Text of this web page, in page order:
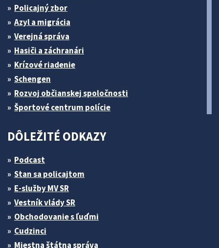
Policajný zbor
Azyl a migrácia
Verejná správa
Hasiči a záchranári
Krízové riadenie
Schengen
Rozvoj občianskej spoločnosti
Športové centrum polície
DÔLEŽITÉ ODKAZY
Podcast
Stan sa policajtom
E-služby MV SR
Vestník vlády SR
Obchodovanie s ľuďmi
Cudzinci
Miestna štátna správa